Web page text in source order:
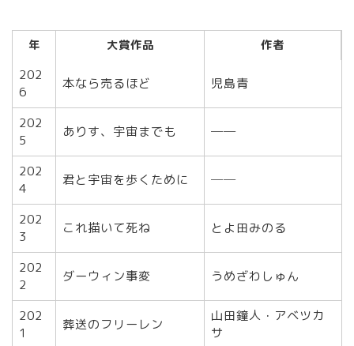
年 大賞作品 作者
202
6
本なら売るほど 児島青
202
5
ありす、宇宙までも ──
202
4
君と宇宙を歩くために ──
202
3
これ描いて死ね とよ田みのる
202
2
ダーウィン事変 うめざわしゅん
202
1
葬送のフリーレン
山田鐘人・アベツカ
サ